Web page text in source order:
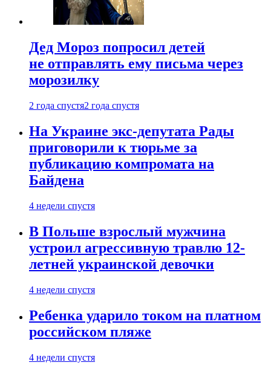
Дед Мороз попросил детей
не отправлять ему письма через
морозилку
2 года спустя2 года спустя
На Украине экс-депутата Рады
приговорили к тюрьме за
публикацию компромата на
Байдена
4 недели спустя
В Польше взрослый мужчина
устроил агрессивную травлю 12-
летней украинской девочки
4 недели спустя
Ребенка ударило током на платном
российском пляже
4 недели спустя